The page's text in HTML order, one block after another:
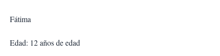
Fátima
Edad: 12 años de edad